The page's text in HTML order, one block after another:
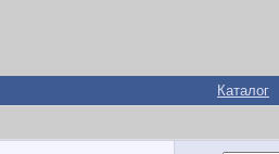
Каталог